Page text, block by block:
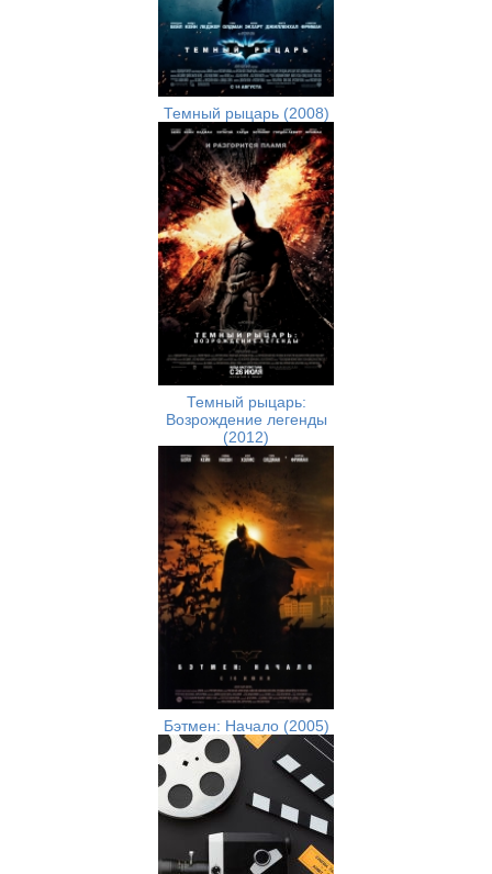
Темный рыцарь (2008)
Темный рыцарь:
Возрождение легенды
(2012)
Бэтмен: Начало (2005)